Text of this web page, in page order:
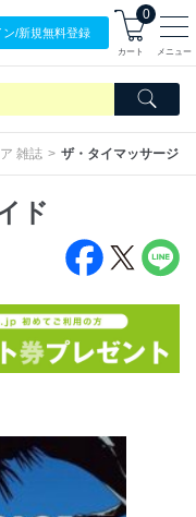
ン/新規無料登録
0
カート メニュー
雑誌 ザ・タイマッサージガ
ド